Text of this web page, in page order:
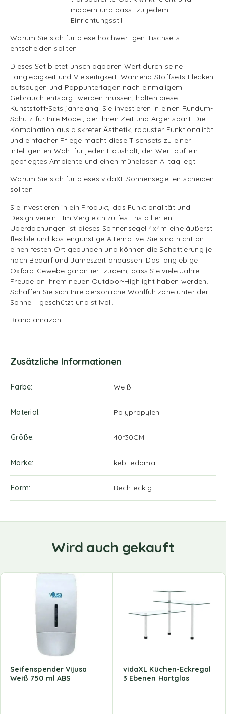
modern und passt zu jedem
Einrichtungsstil.
Warum Sie sich für diese hochwertigen Tischsets
entscheiden sollten
Dieses Set bietet unschlagbaren Wert durch seine
Langlebigkeit und Vielseitigkeit. Während Stoffsets Flecken
aufsaugen und Pappunterlagen nach einmaligem
Gebrauch entsorgt werden müssen, halten diese
Kunststoff-Sets jahrelang. Sie investieren in einen Rundum-
Schutz für Ihre Möbel, der Ihnen Zeit und Ärger spart. Die
Kombination aus diskreter Ästhetik, robuster Funktionalität
und einfacher Pflege macht diese Tischsets zu einer
intelligenten Wahl für jeden Haushalt, der Wert auf ein
gepflegtes Ambiente und einen mühelosen Alltag legt.
Warum Sie sich für dieses vidaXL Sonnensegel entscheiden
sollten
Sie investieren in ein Produkt, das Funktionalität und
Design vereint. Im Vergleich zu fest installierten
Überdachungen ist dieses Sonnensegel 4x4m eine äußerst
flexible und kostengünstige Alternative. Sie sind nicht an
einen festen Ort gebunden und können die Schattierung je
nach Bedarf und Jahreszeit anpassen. Das langlebige
Oxford-Gewebe garantiert zudem, dass Sie viele Jahre
Freude an Ihrem neuen Outdoor-Highlight haben werden.
Schaffen Sie sich Ihre persönliche Wohlfühlzone unter der
Sonne – geschützt und stilvoll.
Brand:amazon
Zusätzliche Informationen
Farbe Weiß
Material Polypropylen
Größe 40*30CM
Marke kebitedamai
Form Rechteckig
Wird auch gekauft
Seifenspender Vijusa
Weiß 750 ml ABS
vidaXL Küchen-Eckregal
3 Ebenen Hartglas